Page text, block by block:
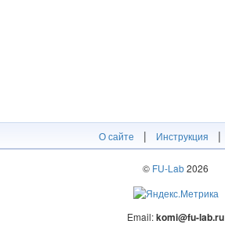
О сайте | Инструкция |
© FU-Lab2026
Email:komi@fu-lab.ru